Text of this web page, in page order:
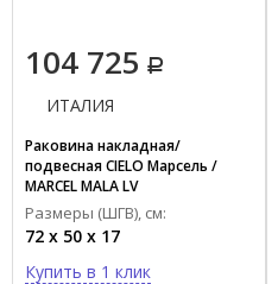
104 725
ИТАЛИЯ
Раковина накладная/
подвесная CIELO Марсель /
MARCEL MALA LV
Размеры (ШГВ), см:
72 x 50 x 17
Купить в 1 клик